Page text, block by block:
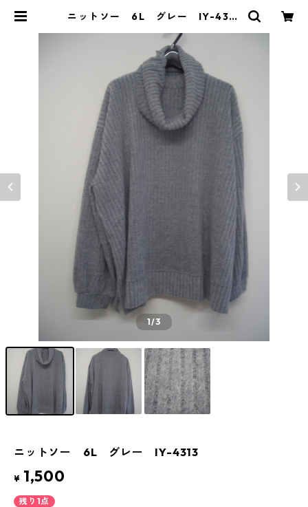
ニットソー 6L グレー IY-4313
1/3
ニットソー 6L グレー IY-4313
¥ 1,500
残り1点